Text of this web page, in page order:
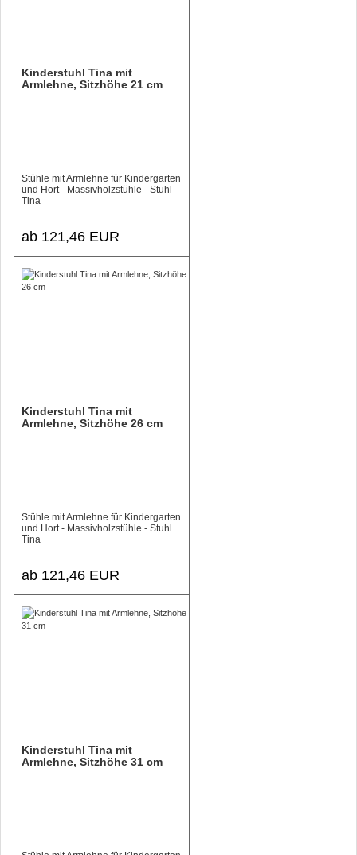
Kinderstuhl Tina mit
Armlehne, Sitzhöhe 21 cm
Stühle mit Armlehne für Kindergarten
und Hort - Massivholzstühle - Stuhl
Tina
ab 121,46 EUR
Kinderstuhl Tina mit
Armlehne, Sitzhöhe 26 cm
Stühle mit Armlehne für Kindergarten
und Hort - Massivholzstühle - Stuhl
Tina
ab 121,46 EUR
Kinderstuhl Tina mit
Armlehne, Sitzhöhe 31 cm